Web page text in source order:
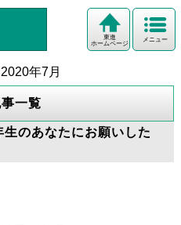
メニュー
東進
ホームページ
2020年7月
一覧
のあなたにお願いした